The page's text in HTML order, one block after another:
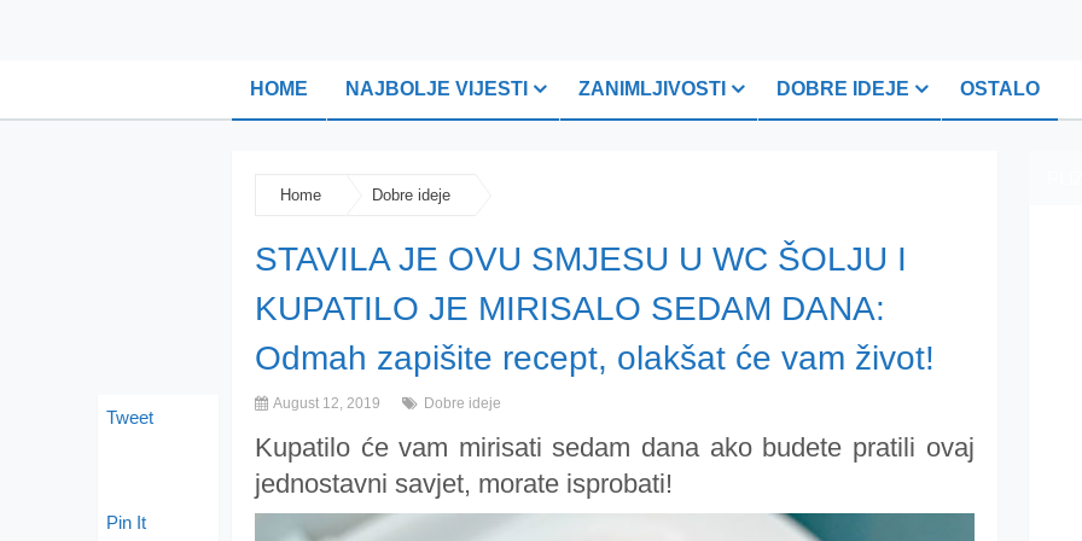
HOME NAJBOLJE VIJESTI ZANIMLJIVOSTI DOBRE IDEJE OSTALO
Home Dobre ideje
STAVILA JE OVU SMJESU U WC ŠOLJU I
KUPATILO JE MIRISALO SEDAM DANA:
Odmah zapišite recept, olakšat će vam život!
August 12, 2019 Dobre ideje
Kupatilo će vam mirisati sedam dana ako budete pratili ovaj
jednostavni savjet, morate isprobati!
Tweet
Pin It